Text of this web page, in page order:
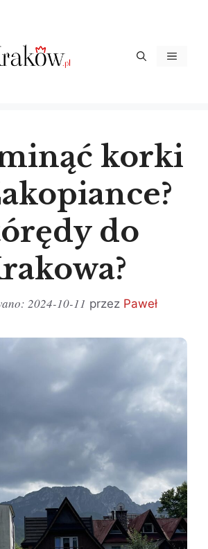
Menu
korki
do
2024-10-11 przez Paweł